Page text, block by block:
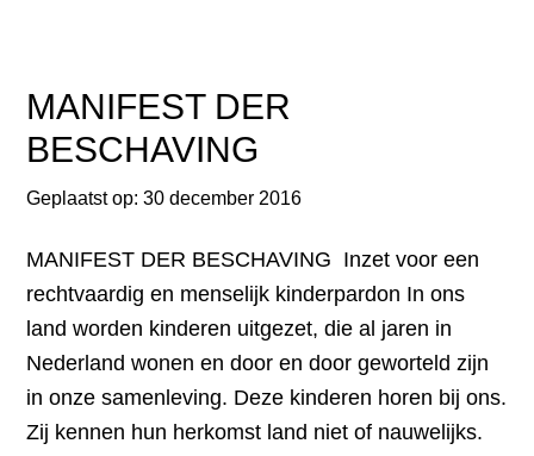
is
mijn
vaderland”
Desiderius
MANIFEST DER
BESCHAVING
Geplaatst op:30 december 2016
MANIFEST DER BESCHAVING Inzet voor een
rechtvaardig en menselijk kinderpardon In ons
land worden kinderen uitgezet, die al jaren in
Nederland wonen en door en door geworteld zijn
in onze samenleving. Deze kinderen horen bij ons.
Zij kennen hun herkomst land niet of nauwelijks.